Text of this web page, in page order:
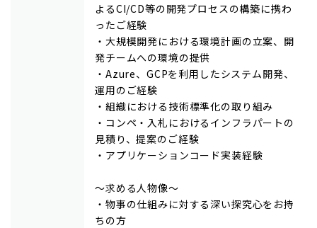
よるCI/CD等の開発プロセスの構築に携わ
ったご経験
・大規模開発における環境計画の立案、開
発チームへの環境の提供
・Azure、GCPを利用したシステム開発、
運用のご経験
・組織における技術標準化の取り組み
・コンペ・入札におけるインフラパートの
見積り、提案のご経験
・アプリケーションコード実装経験
～求める人物像～
・物事の仕組みに対する深い探究心をお持
ちの方